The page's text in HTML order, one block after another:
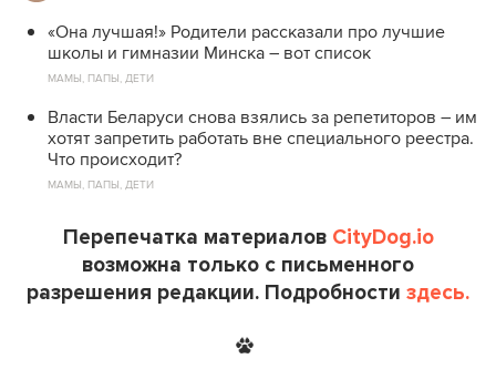
«Она лучшая!» Родители рассказали про лучшие
школы и гимназии Минска – вот список
МАМЫ, ПАПЫ, ДЕТИ
Власти Беларуси снова взялись за репетиторов – им
хотят запретить работать вне специального реестра.
Что происходит?
МАМЫ, ПАПЫ, ДЕТИ
Перепечатка материалов CityDog.io
возможна только с письменного
разрешения редакции. Подробности здесь.